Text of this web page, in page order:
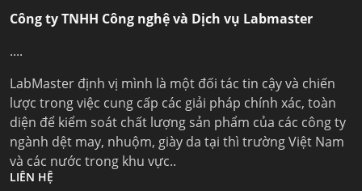
Công ty TNHH Công nghệ và Dịch vụ Labmaster
....
LabMaster định vị mình là một đối tác tin cậy và chiến
lược trong việc cung cấp các giải pháp chính xác, toàn
diện để kiểm soát chất lượng sản phẩm của các công ty
ngành dệt may, nhuộm, giày da tại thì trường Việt Nam
và các nước trong khu vực..
LIÊN HỆ